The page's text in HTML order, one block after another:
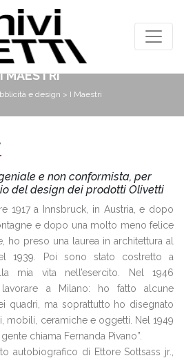
I MAESTRI
e design > I Maestri
e non conformista, per
del design dei prodotti Olivetti
1917 a Innsbruck, in Austria, e dopo
e dopo una molto meno felice
ho preso una laurea in architettura al
1939. Poi sono stato costretto a
mia vita nell’esercito. Nel 1946
a Milano: ho fatto alcune
quadri, ma soprattutto ho disegnato
mobili, ceramiche e oggetti. Nel 1949
chiama Fernanda Pivano”.
autobiografico di Ettore Sottsass jr.,